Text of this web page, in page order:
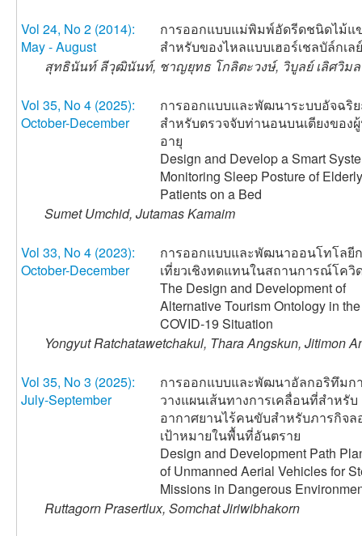
Vol 24, No 2 (2014):
May - August
การออกแบบแม่พิมพ์อัดรีดชนิดไม้แ
สำหรับของไหลแบบเฮอร์เชลบัล์กเลย์
สุทธินันท์ ลีวุฒินันท์, ชาญยุทธ โกลิตะวงษ์, วิบูลย์ เลิศวิม
Vol 35, No 4 (2025):
October-December
การออกแบบและพัฒนาระบบอัจฉริ
สำหรับตรวจจับท่านอนบนเตียงของ
อายุ
Design and Develop a Smart
Monitoring Sleep Posture of Elderly
Patients on a Bed
Sumet Umchid, Jutamas Kamaim
Vol 33, No 4 (2023):
October-December
การออกแบบและพัฒนาออนโทโลยี
เที่ยวเชิงทดแทนในสถานการณ์โควิ
The Design and Development of
Alternative Tourism Ontology in the
COVID-19 Situation
Yongyut Ratchatawetchakul, Thara Angskun, Jitimon
Vol 35, No 3 (2025):
July-September
การออกแบบและพัฒนาอัลกอริทึมก
วางแผนเส้นทางการเคลื่อนที่สำหรับ
อากาศยานไร้คนขับสำหรับภารกิจล
เป้าหมายในพื้นที่อันตราย
Design and Development Path
of Unmanned Aerial Vehicles for
Missions in Dangerous
Ruttagorn Prasertlux, Somchat Jiriwibhakorn